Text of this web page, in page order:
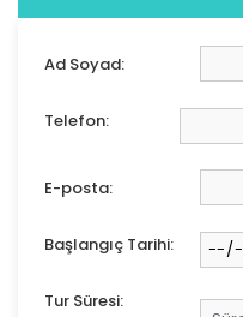
Ad Soyad:
Telefon:
E-posta:
Başlangıç Tarihi:
Tur Süresi: